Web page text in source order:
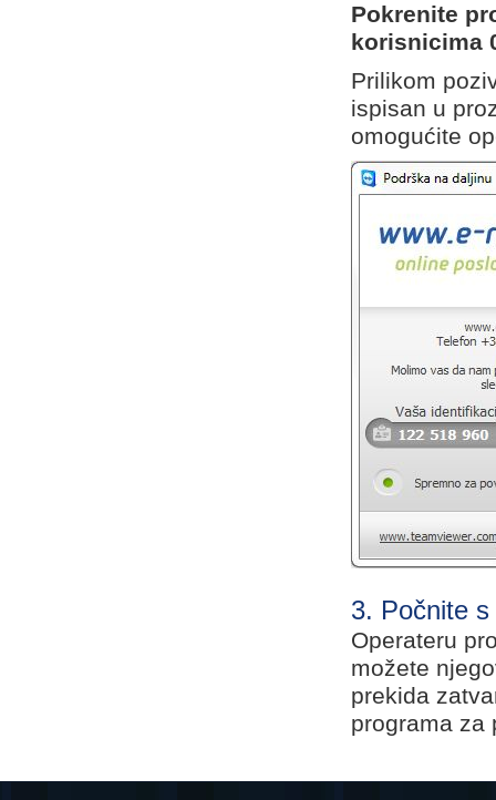
Pokrenite
korisnicima
Prilikom
ispisan u
omogućite
3. Počnite
Operateru
možete
prekida
programa za